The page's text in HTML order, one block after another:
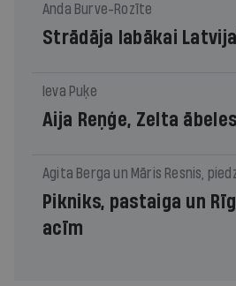
Anda Burve-Rozīte
Strādāja labākai
Ieva Puķe
Aija Reņģe, Zelta
Pikniks, pastaiga un
acīm